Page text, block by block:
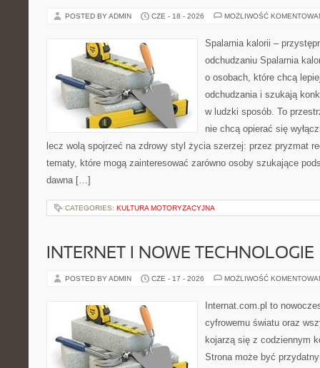
POSTED BY ADMIN CZE - 18 - 2026 MOŻLIWOŚĆ
Spalarnia kalorii –
odchudzaniu Spalarnia
o osobach, które chcą
odchudzania i szukają
w ludzki sposób. To
nie chcą opierać się
lecz wolą spojrzeć na zdrowy styl życia szerzej: przez pryzmat
tematy, które mogą zainteresować zarówno osoby szukające
dawna […]
CATEGORIES: KULTURA MOTORYZACYJNA
INTERNET I NOWE TECHNOLOGIE
POSTED BY ADMIN CZE - 17 - 2026 MOŻLIWOŚĆ
Internat.com.pl to
cyfrowemu światu oraz
kojarzą się z codziennym
Strona może być